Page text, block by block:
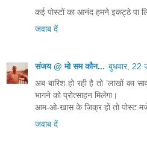
कई पोस्टों का आनंद हमने इकट्ठे पा
जवाब दें
संजय @ मो सम कौन... बुधवार,
अब बारिश हो रही है तो ’लाखों का
भागने को प्रोत्साहन मिलेगा।
आम-ओ-खास के जिक्र हों तो पोस्ट
जवाब दें